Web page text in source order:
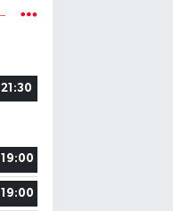
21:30
19:00
19:00